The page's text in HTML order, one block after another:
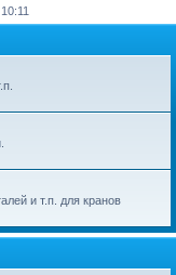
с
и т.п. для кранов